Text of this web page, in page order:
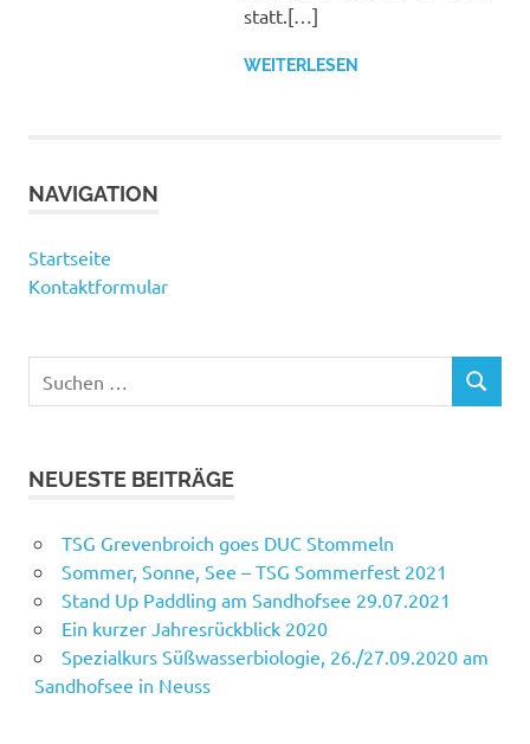
statt.[…]
WEITERLESEN
NAVIGATION
Startseite
Kontaktformular
nach:
SUCHEN
NEUESTE BEITRÄGE
TSG Grevenbroich goes DUC Stommeln
Sommer, Sonne, See – TSG Sommerfest 2021
Stand Up Paddling am Sandhofsee 29.07.2021
Ein kurzer Jahresrückblick 2020
Spezialkurs Süßwasserbiologie, 26./27.09.2020 am
Sandhofsee in Neuss